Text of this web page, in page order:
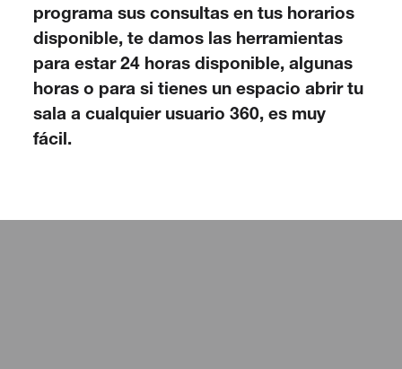
programa sus consultas en tus horarios
disponible, te damos las herramientas
para estar 24 horas disponible, algunas
horas o para si tienes un espacio abrir tu
sala a cualquier usuario 360, es muy
fácil.